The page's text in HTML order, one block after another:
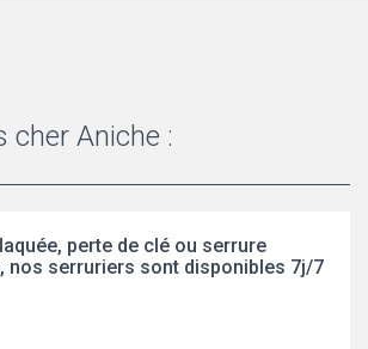
cher Aniche :
perte de clé ou serrure
nos serruriers sont disponibles 7j/7